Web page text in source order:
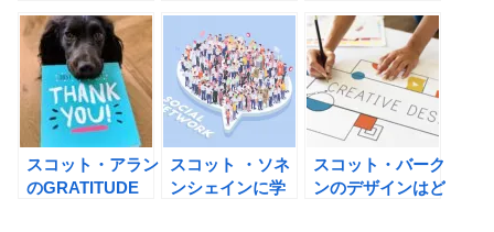
ギャロウェイが予
測するGAFAの中
で勝ち残るのはど
こか？
い!スコット・ギ
ャロウェイのニュ
ーヨーク大学人気
講義
HAPPINESS(ハ
ピネス): GAFA時
代の人生戦略の書
評
GAFA 四騎士が創
り変えた世界の書
評
スコット・アラン
のGRATITUDE
スコット ・ソネ
ンシェインに学
スコット・バーク
ンのデザインはど